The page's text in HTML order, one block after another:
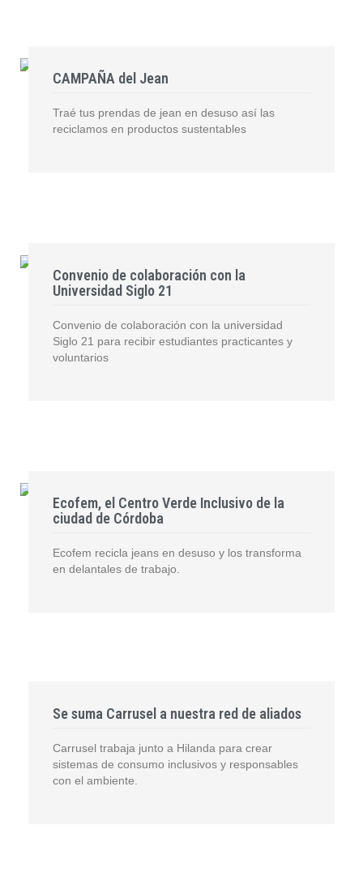
CAMPAÑA del Jean
Traé tus prendas de jean en desuso así las
reciclamos en productos sustentables
Convenio de colaboración con la
Universidad Siglo 21
Convenio de colaboración con la universidad
Siglo 21 para recibir estudiantes practicantes y
voluntarios
Ecofem, el Centro Verde Inclusivo de la
ciudad de Córdoba
Ecofem recicla jeans en desuso y los transforma
en delantales de trabajo.
Se suma Carrusel a nuestra red de aliados
Carrusel trabaja junto a Hilanda para crear
sistemas de consumo inclusivos y responsables
con el ambiente.